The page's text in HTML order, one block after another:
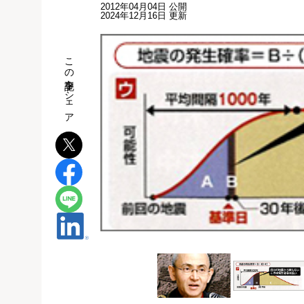
2012年04月04日 公開
2024年12月16日 更新
この記事をシェア